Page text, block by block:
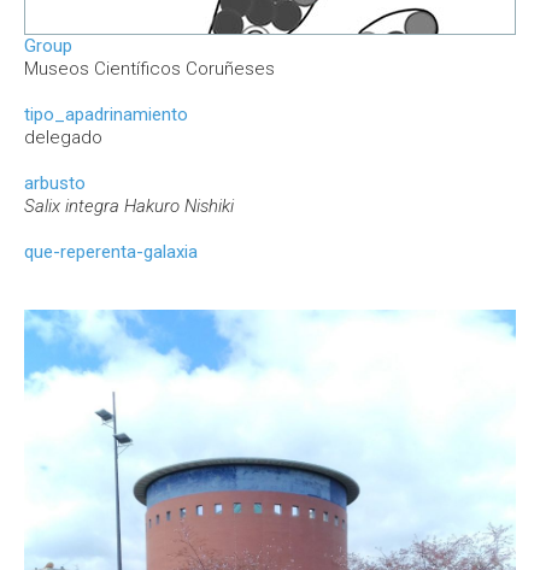
Group
Museos Científicos Coruñeses
tipo_apadrinamiento
delegado
arbusto
Salix integra Hakuro Nishiki
que-reperenta-galaxia